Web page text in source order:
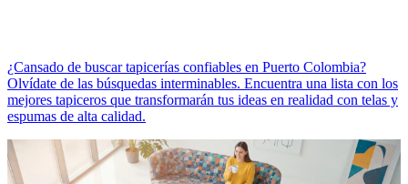
¿Cansado de buscar tapicerías confiables en Puerto Colombia?
Olvídate de las búsquedas interminables. Encuentra una lista con los
mejores tapiceros que transformarán tus ideas en realidad con telas y
espumas de alta calidad.